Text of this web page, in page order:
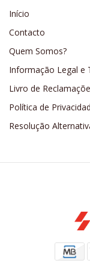
Início
Contacto
Quem Somos?
Informação Legal e
Livro de
Política de
Resolução